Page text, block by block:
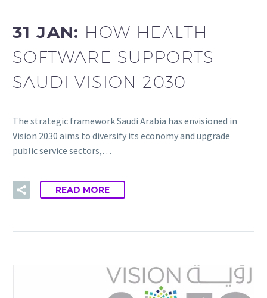
31 JAN: HOW HEALTH
SOFTWARE SUPPORTS
SAUDI VISION 2030
The strategic framework Saudi Arabia has envisioned in
Vision 2030 aims to diversify its economy and upgrade
public service sectors,…
READ MORE